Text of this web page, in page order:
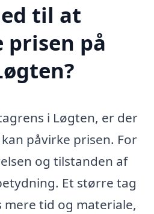
til at
prisen på
i Løgten, er der
påvirke prisen. For
og tilstanden af
Et større tag
tid og materiale,